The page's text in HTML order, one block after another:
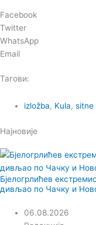
Facebook
Twitter
WhatsApp
Email
Тагови:
izložba, Kula,sitne
Најновије
Бјелогрлићев
дивљао по Чачку и
06.08.2026